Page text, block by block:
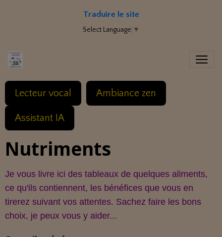
Traduire le site
Select Language ▼
Lecteur vocal Ambiance zen
Assistant IA
Nutriments
Je vous livre ici des tableaux de quelques aliments,
ce qu'ils contiennent, les bénéfices que vous en
tirerez suivant vos attentes. Sachez faire les bons
choix, je peux vous y aider...